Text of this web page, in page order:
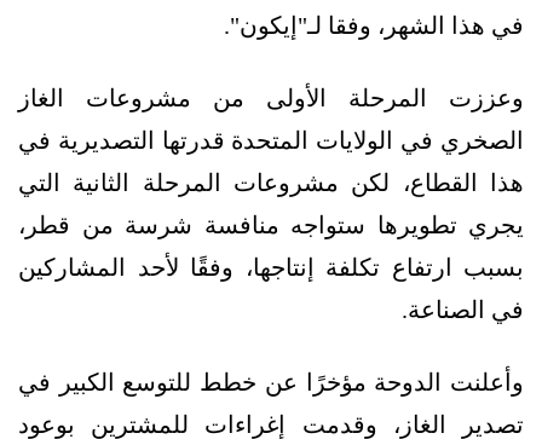
في هذا الشهر، وفقا لـ"إيكون".
وعززت المرحلة الأولى من مشروعات الغاز
الصخري في الولايات المتحدة قدرتها التصديرية في
هذا القطاع، لكن مشروعات المرحلة الثانية التي
يجري تطويرها ستواجه منافسة شرسة من قطر،
بسبب ارتفاع تكلفة إنتاجها، وفقًا لأحد المشاركين
في الصناعة.
وأعلنت الدوحة مؤخرًا عن خطط للتوسع الكبير في
تصدير الغاز، وقدمت إغراءات للمشترين بوعود